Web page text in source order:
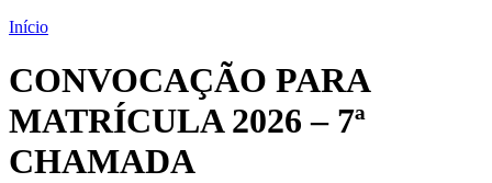
Início
CONVOCAÇÃO PARA
MATRÍCULA 2026 – 7ª
CHAMADA